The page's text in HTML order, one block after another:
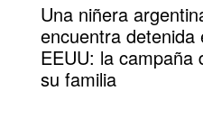
Una niñera
encuentra detenida
EEUU: la campaña
su familia